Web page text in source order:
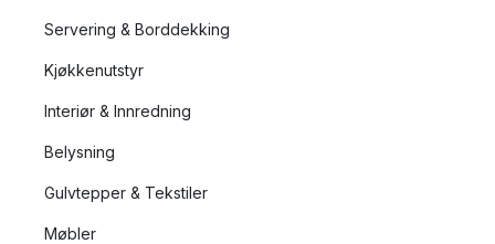
Servering & Borddekking
Kjøkkenutstyr
Interiør & Innredning
Belysning
Gulvtepper & Tekstiler
Møbler